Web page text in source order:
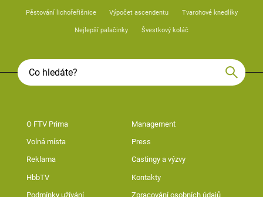
Pěstování lichořeřišnice Výpočet ascendentu Tvarohové knedlíky
Nejlepší palačinky Švestkový koláč
O FTV Prima Management
Volná místa Press
Reklama Castingy a výzvy
HbbTV Kontakty
Podmínky užívání Zpracování osobních údajů